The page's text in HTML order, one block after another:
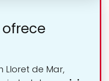
Lloret de Mar,